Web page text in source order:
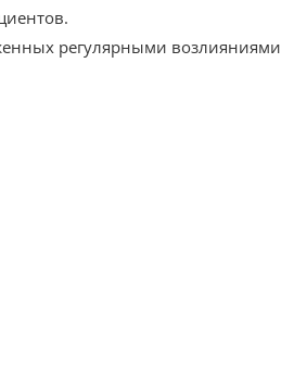
регулярными возлияниями